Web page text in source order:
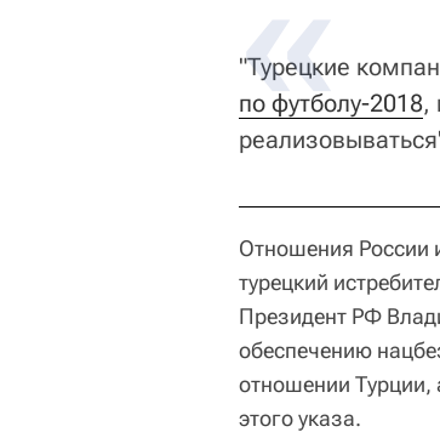
"Турецкие
по футболу-2018,
Отношения России
турецкий
Президент РФ
обеспечению
отношении Турции,
этого указа.